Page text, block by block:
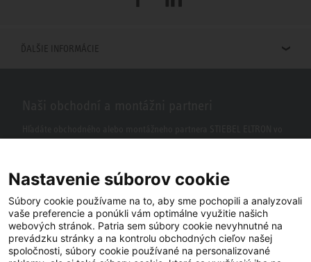
ĎALŠIE INFORMÁCIE
Nastavenie súborov cookie
Súbory cookie používame na to, aby sme pochopili a analyzovali
vaše preferencie a ponúkli vám optimálne využitie našich
webových stránok. Patria sem súbory cookie nevyhnutné na
prevádzku stránky a na kontrolu obchodných cieľov našej
spoločnosti, súbory cookie používané na personalizované